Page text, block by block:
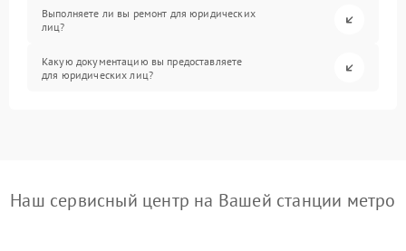
Выполняете ли вы ремонт для юридических
лиц?
Какую документацию вы предоставляете
для юридических лиц?
Наш сервисный центр на Вашей станции метро